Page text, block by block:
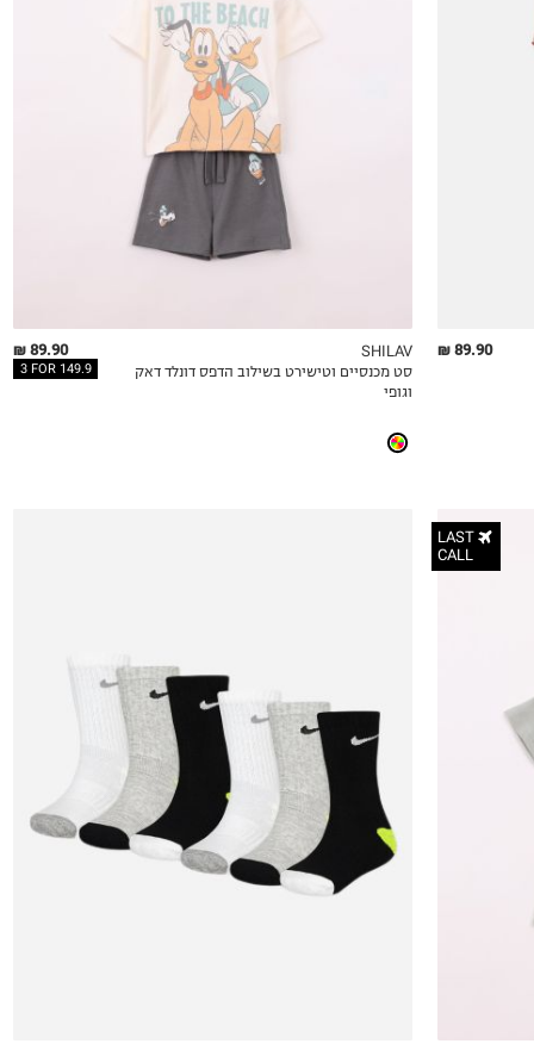
89.90 ₪
MY LIST
QUICKVIEW
89.90 ₪
3 FOR 149.9
SHILAV
סט מכנסיים וטישירט בשילוב הדפס דונלד דאק
וגופי
LAST
CALL